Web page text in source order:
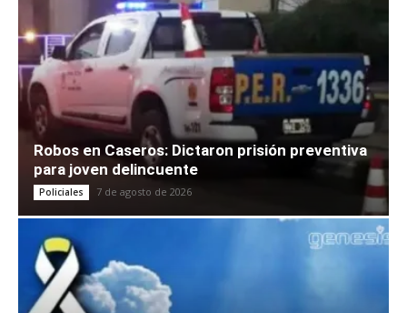
Robos en Caseros: Dictaron prisión preventiva
para joven delincuente
Policiales 7 de agosto de 2026